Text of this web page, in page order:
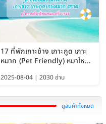
17 ที่พักเกาะช้าง เกาะกูด เกาะ
หมาก (Pet Friendly) หมาใหญ่
2025-08-04 | 2030 อ่าน
ดูสินค้าทั้งหมด